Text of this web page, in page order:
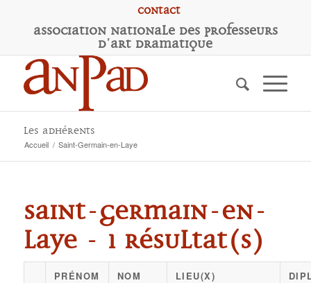
Contact
Association Nationale des Professeurs
d'Art Dramatique
Les adhérents
Accueil / Saint-Germain-en-Laye
Saint-Germain-en-
Laye - 1 résultat(s)
PRÉNOM NOM
LIEU(X)